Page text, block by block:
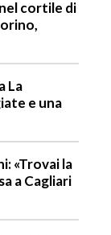
cortile di
La
e una
«Trovai la
a Cagliari